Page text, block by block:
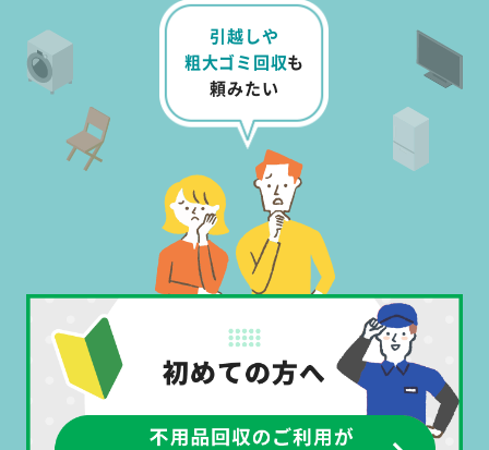
引越しや
粗大ゴミ回収も
頼みたい